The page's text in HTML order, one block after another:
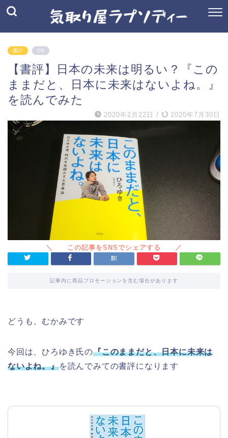
書評 PR
【書評】日本の未来は明るい？『この
ままだと、日本に未来はないよね。』
を読んでみた
2020年2月22日 / 2020年7月30日
記事内に商品プロモーションを含む場合があります
どうも、むかみです
今回は、ひろゆき氏の『このままだと、日本に未来は
ないよね。』を読んでみての書評になります